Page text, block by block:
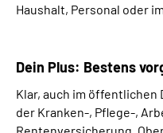
Haushalt, Personal oder
Dein Plus: Bestens
Klar, auch im öffentlichen
der Kranken-, Pflege-,